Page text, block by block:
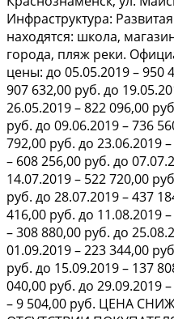
Инфраструктура:
находятся: школа,
города, пляж реки.
цены: до 05.05.2019 – 950
907 632,00 руб. до
26.05.2019 – 822 096,00
руб. до 09.06.2019 – 736
792,00 руб. до 23.06.2019
– 608 256,00 руб. до
14.07.2019 – 522 720,00
руб. до 28.07.2019 – 437
416,00 руб. до 11.08.2019
– 308 880,00 руб. до
01.09.2019 – 223 344,00
руб. до 15.09.2019 – 137
040,00 руб. до 29.09.2019
– 9 504,00 руб. ЦЕНА